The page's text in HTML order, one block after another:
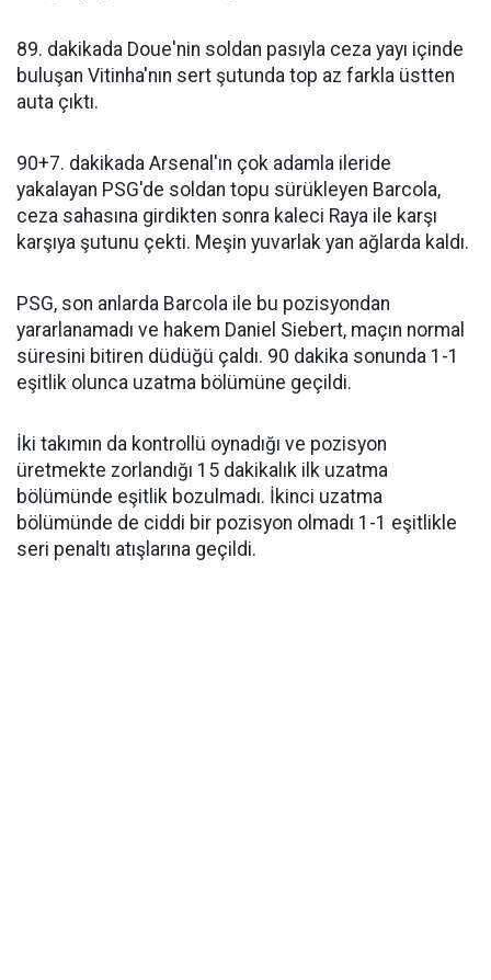
89. dakikada Doue'nin soldan pasıyla ceza yayı içinde
buluşan Vitinha'nın sert şutunda top az farkla üstten
auta çıktı.
90+7. dakikada Arsenal'ın çok adamla ileride
yakalayan PSG'de soldan topu sürükleyen Barcola,
ceza sahasına girdikten sonra kaleci Raya ile karşı
karşıya şutunu çekti. Meşin yuvarlak yan ağlarda kaldı.
PSG, son anlarda Barcola ile bu pozisyondan
yararlanamadı ve hakem Daniel Siebert, maçın normal
süresini bitiren düdüğü çaldı. 90 dakika sonunda 1-1
eşitlik olunca uzatma bölümüne geçildi.
İki takımın da kontrollü oynadığı ve pozisyon
üretmekte zorlandığı 15 dakikalık ilk uzatma
bölümünde eşitlik bozulmadı. İkinci uzatma
bölümünde de ciddi bir pozisyon olmadı 1-1 eşitlikle
seri penaltı atışlarına geçildi.